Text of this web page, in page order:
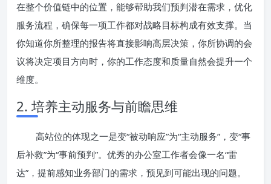
在整个价值链中的位置，能够帮助我们预判潜在需求，优化
服务流程，确保每一项工作都对战略目标构成有效支撑。当
你知道你所整理的报告将直接影响高层决策，你所协调的会
议将决定项目方向时，你的工作态度和质量自然会提升一个
维度。
2. 培养主动服务与前瞻思维
高站位的体现之一是变“被动响应”为“主动服务”，变“事
后补救”为“事前预判”。优秀的办公室工作者会像一名“雷
达”，提前感知业务部门的需求，预见到可能出现的问题。